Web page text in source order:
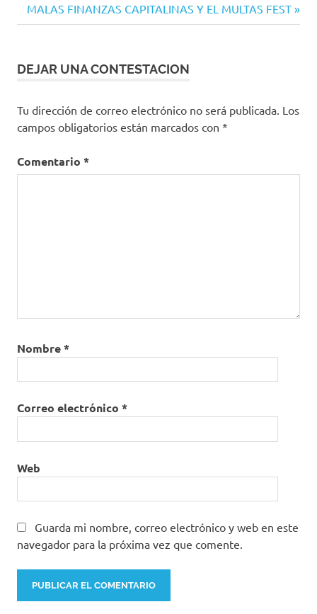
entradas
Siguiente
entrada:
MALAS FINANZAS CAPITALINAS Y EL MULTAS FEST
DEJAR UNA CONTESTACION
Tu dirección de correo electrónico no será publicada. Los
campos obligatorios están marcados con *
Comentario *
Nombre*
Correo electrónico *
Web
Guarda mi nombre, correo electrónico y web en este
navegador para la próxima vez que comente.